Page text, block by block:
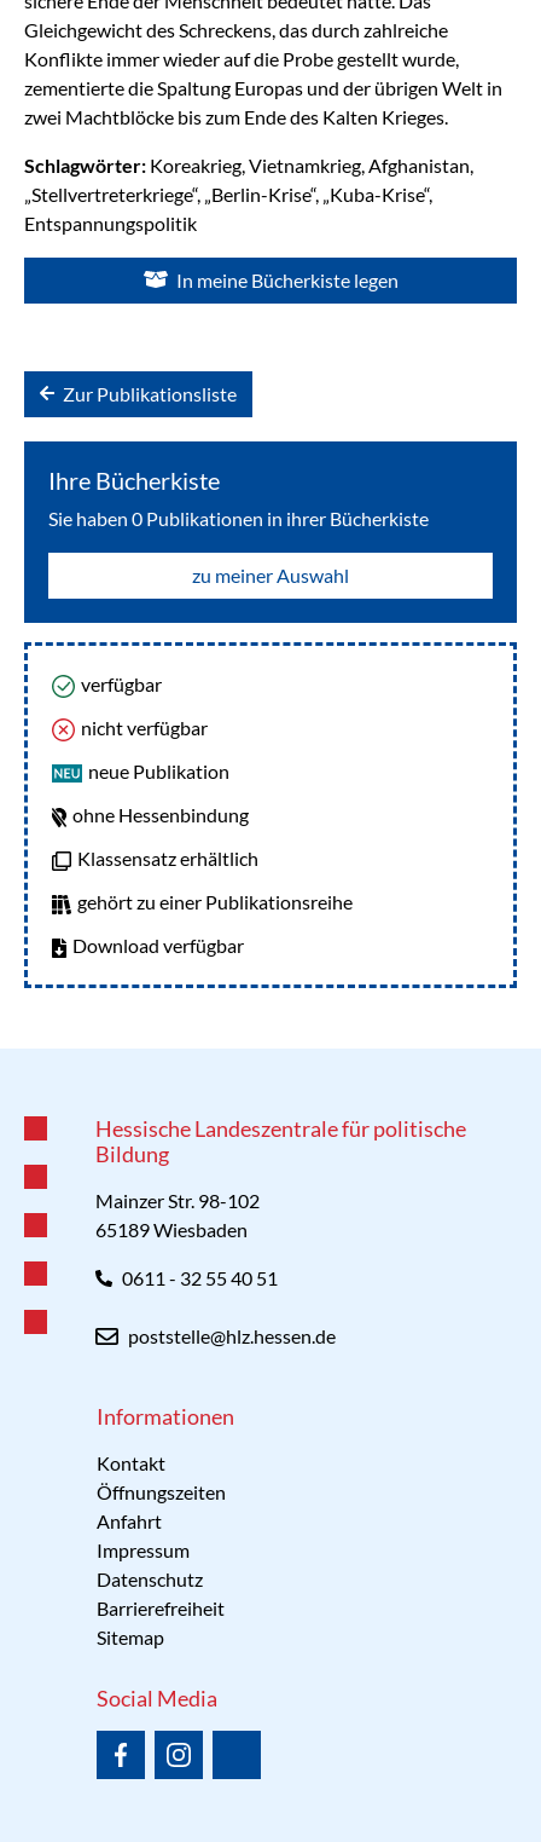
Gleichgewicht des Schreckens, das durch zahlreiche
Konflikte immer wieder auf die Probe gestellt wurde,
zementierte die Spaltung Europas und der übrigen Welt in
zwei Machtblöcke bis zum Ende des Kalten Krieges.
Schlagwörter: Koreakrieg, Vietnamkrieg, Afghanistan,
„Stellvertreterkriege“, „Berlin-Krise“, „Kuba-Krise“,
Entspannungspolitik
In meine Bücherkiste legen
Zur Publikationsliste
Ihre Bücherkiste
Sie haben 0 Publikationen in ihrer Bücherkiste
zu meiner Auswahl
verfügbar
nicht verfügbar
neue Publikation
ohne Hessenbindung
Klassensatz erhältlich
gehört zu einer Publikationsreihe
Download verfügbar
Hessische Landeszentrale für politische
Bildung
Mainzer Str. 98-102
65189 Wiesbaden
0611 - 32 55 40 51
poststelle@hlz.hessen.de
Informationen
Kontakt
Öffnungszeiten
Anfahrt
Impressum
Datenschutz
Barrierefreiheit
Sitemap
Social Media